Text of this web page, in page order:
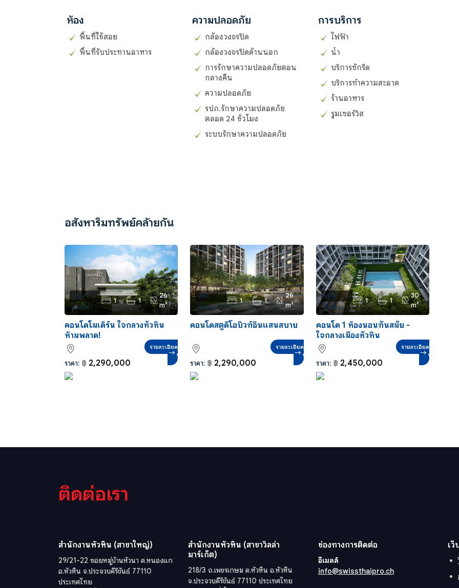
ห้อง
พื้นที่ใช้สอย
พื้นที่รับประทานอาหาร
ความปลอดภัย
กล้องวงจรปิด
กล้องวงจรปิดด้านนอก
การรักษาความปลอดภัยตอน
กลางคืน
ความปลอดภัย
รปภ.รักษาความปลอดภัย
ตลอด 24 ชั่วโมง
ระบบรักษาความปลอดภัย
การบริการ
ไฟฟ้า
น้ำ
บริการซักรีด
บริการทำความสะอาด
ร้านอาหาร
รูมเซอร์วิส
อสังหาริมทรัพย์คล้ายกัน
รหัส
อ้างอิง:
CS0052
1 1
26
m²
คอนโดโมเดิร์น ใจกลางหัวหิน
ห้ามพลาด!
ราคา: ฿ 2,290,000
รายละเอียด
รหัส
อ้างอิง:
CS0054
1 1
26
m²
คอนโดสตูดิโอบิวท์อินแสนสบาย
ราคา: ฿ 2,290,000
รายละเอียด
รหัส
อ้างอิง:
CS0053
1 1
30
m²
คอนโด 1 ห้องนอนทันสมัย ​​-
ใจกลางเมืองหัวหิน
ราคา:฿ 2,450,000
รายละเอียด
ติดต่อเรา
สำนักงานหัวหิน (สาขาใหญ่)
29/21-22 ซอยหมู่บ้านหัวนา ต.หนองแก
อ.หัวหิน จ.ประจวบคีรีขันธ์ 77110
ประเทศไทย
สำนักงานหัวหิน (สาขาวิลล่า
มาร์เก็ต)
218/3 ถ.เพชรเกษม ต.หัวหิน อ.หัวหิน
จ.ประจวบคีรีขันธ์ 77110 ประเทศไทย
ช่องทางการติดต่อ
อีเมลล์
info@swissthaipro.ch
เว็